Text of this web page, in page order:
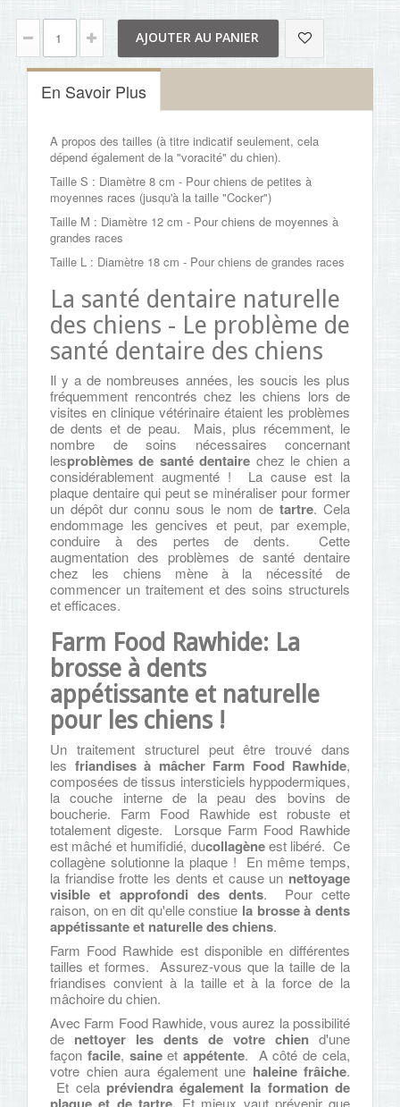
AJOUTER AU PANIER
En Savoir Plus
A propos des tailles (à titre indicatif seulement, cela
dépend également de la "voracité" du chien).
Taille S : Diamètre 8 cm - Pour chiens de petites à
moyennes races (jusqu'à la taille "Cocker")
Taille M : Diamètre 12 cm - Pour chiens de moyennes à
grandes races
Taille L : Diamètre 18 cm - Pour chiens de grandes races
La santé dentaire naturelle
des chiens - Le problème de
santé dentaire des chiens
Il y a de nombreuses années, les soucis les plus
fréquemment rencontrés chez les chiens lors de
visites en clinique vétérinaire étaient les problèmes
de dents et de peau. Mais, plus récemment, le
nombre de soins nécessaires concernant
lesproblèmes de santé dentaire chez le chien a
considérablement augmenté ! La cause est la
plaque dentaire qui peut se minéraliser pour former
un dépôt dur connu sous le nom de tartre. Cela
endommage les gencives et peut, par exemple,
conduire à des pertes de dents. Cette
augmentation des problèmes de santé dentaire
chez les chiens mène à la nécessité de
commencer un traitement et des soins structurels
et efficaces.
Farm Food Rawhide: La
brosse à dents
appétissante et naturelle
pour les chiens !
Un traitement structurel peut être trouvé dans
les friandises à mâcher Farm Food Rawhide,
composées de tissus intersticiels hyppodermiques,
la couche interne de la peau des bovins de
boucherie. Farm Food Rawhide est robuste et
totalement digeste. Lorsque Farm Food Rawhide
est mâché et humifidié, ducollagèneest libéré. Ce
collagène solutionne la plaque ! En même temps,
la friandise frotte les dents et cause un nettoyage
visible et approfondi des dents. Pour cette
raison, on en dit qu'elle constiue la brosse à dents
appétissante et naturelle des chiens.
Farm Food Rawhide est disponible en différentes
tailles et formes. Assurez-vous que la taille de la
friandises convient à la taille et à la force de la
mâchoire du chien.
Avec Farm Food Rawhide, vous aurez la possibilité
de nettoyer les dents de votre chien d'une
façon facile, saineetappétente. A côté de cela,
votre chien aura également une haleine frâiche.
Et cela préviendra également la formation de
Et mieux vaut prévenir que